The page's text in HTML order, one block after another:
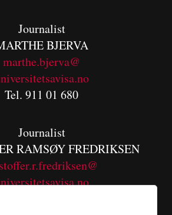
Journalist
BJERVA
marthe.bjerva@
Tel. 911 01 680
Journalist
RAMSØY FREDRIKSEN